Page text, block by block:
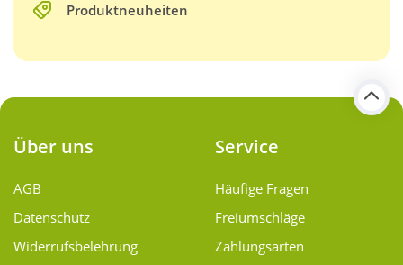
Produktneuheiten
Über uns
AGB
Datenschutz
Widerrufsbelehrung
Service
Häufige Fragen
Freiumschläge
Zahlungsarten